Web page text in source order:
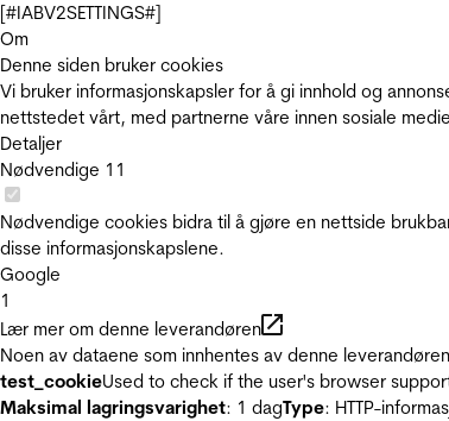
[#IABV2SETTINGS#]
Om
Denne siden bruker cookies
Vi bruker informasjonskapsler for å gi innhold og
nettstedet vårt, med partnerne våre innen sosiale
Detaljer
Nødvendige 11
Nødvendige cookies bidra til å gjøre en nettside
disse informasjonskapslene.
Google
1
Lær mer om denne leverandøren
Noen av dataene som innhentes av denne
test_cookieUsed to check if the user's browser
Maksimal lagringsvarighet: 1 dagType: HTTP-